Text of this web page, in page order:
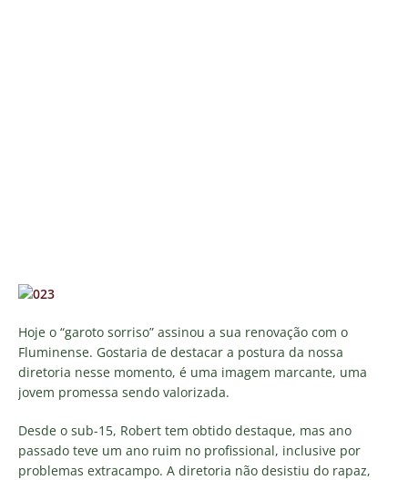
Hoje o “garoto sorriso” assinou a sua renovação com o
Fluminense. Gostaria de destacar a postura da nossa
diretoria nesse momento, é uma imagem marcante, uma
jovem promessa sendo valorizada.
Desde o sub-15, Robert tem obtido destaque, mas ano
passado teve um ano ruim no profissional, inclusive por
problemas extracampo. A diretoria não desistiu do rapaz,